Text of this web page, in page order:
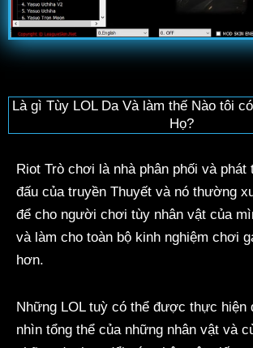
Là gì Tùy LOL Da Và làm thế Nào tôi
Họ?
Riot Trò chơi là nhà phân phối và phát
đấu của truyền Thuyết và nó thường
để cho người chơi tùy nhân vật của
và làm cho toàn bộ kinh nghiệm chơi
hơn.
Những LOL tuỳ có thể được thực hiện
nhìn tổng thể của những nhân vật và